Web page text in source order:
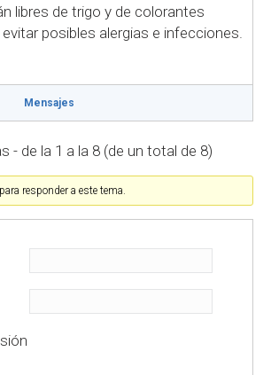
libres de trigo y de colorantes
posibles alergias e infecciones.
Mensajes
- de la 1 a la 8 (de un total de 8)
responder a este tema.